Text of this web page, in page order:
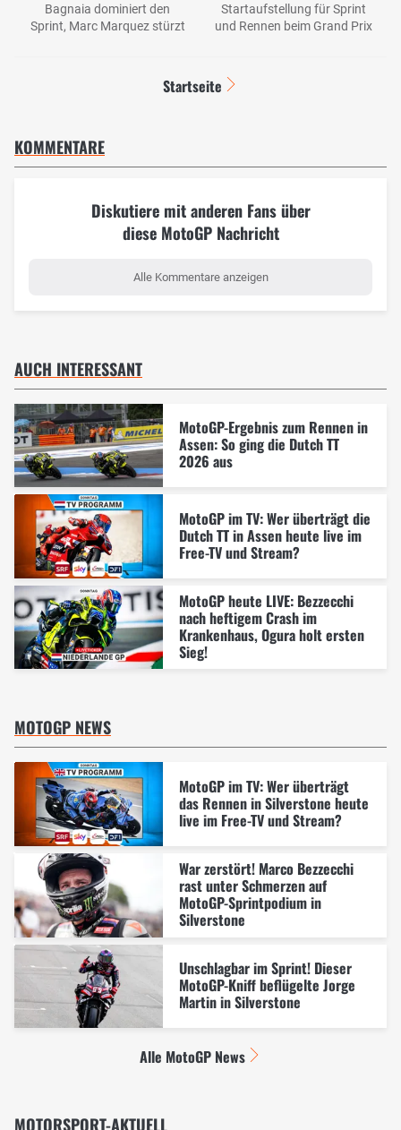
Bagnaia dominiert den
Sprint, Marc Marquez stürzt
Startaufstellung für Sprint
und Rennen beim Grand Prix
Startseite
KOMMENTARE
Diskutiere mit anderen Fans über
diese MotoGP Nachricht
Alle Kommentare anzeigen
AUCH INTERESSANT
MotoGP-Ergebnis zum Rennen in
Assen: So ging die Dutch TT
2026 aus
MotoGP im TV: Wer überträgt die
Dutch TT in Assen heute live im
Free-TV und Stream?
MotoGP heute LIVE: Bezzecchi
nach heftigem Crash im
Krankenhaus, Ogura holt ersten
Sieg!
MOTOGP NEWS
MotoGP im TV: Wer überträgt
das Rennen in Silverstone heute
live im Free-TV und Stream?
War zerstört! Marco Bezzecchi
rast unter Schmerzen auf
MotoGP-Sprintpodium in
Silverstone
Unschlagbar im Sprint! Dieser
MotoGP-Kniff beflügelte Jorge
Martin in Silverstone
Alle MotoGP News
MOTORSPORT-AKTUELL